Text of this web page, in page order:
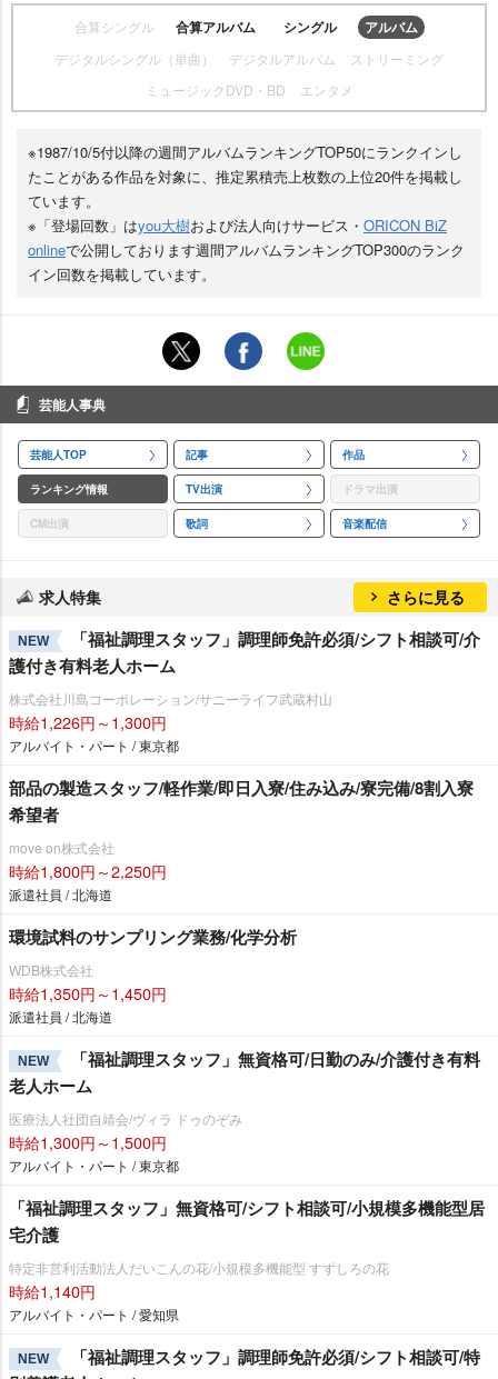
合算シングル 合算アルバム シングル アルバム
デジタルシングル（単曲） デジタルアルバム
ストリーミング
ミュージックDVD・BD
エンタメ
※1987/10/5付以降の週間アルバムランキングTOP50にランクインし
たことがある作品を対象に、推定累積売上枚数の上位20件を掲載し
ています。
※「登場回数」はyou大樹および法人向けサービス・ ORICON BiZ
onlineで公開しております週間アルバムランキングTOP300のランク
イン回数を掲載しています。
芸能人事典
芸能人TOP 記事 作品
ランキング情報 TV出演 ドラマ出演
CM出演 歌詞 音楽配信
求人特集 さらに見る
NEW
「福祉調理スタッフ」調理師免許必須/シフト相談可/介
護付き有料老人ホーム
株式会社川島コーポレーション/サニーライフ武蔵村山
時給1,226円～1,300円
アルバイト・パート / 東京都
部品の製造スタッフ/軽作業/即日入寮/住み込み/寮完備/8割入寮
希望者
move on株式会社
時給1,800円～2,250円
派遣社員 / 北海道
環境試料のサンプリング業務/化学分析
WDB株式会社
時給1,350円～1,450円
派遣社員 / 北海道
NEW
「福祉調理スタッフ」無資格可/日勤のみ/介護付き有料
老人ホーム
医療法人社団自靖会/ヴィラ ドゥのぞみ
時給1,300円～1,500円
アルバイト・パート / 東京都
「福祉調理スタッフ」無資格可/シフト相談可/小規模多機能型居
宅介護
特定非営利活動法人だいこんの花/小規模多機能型 すずしろの花
時給1,140円
アルバイト・パート / 愛知県
NEW
「福祉調理スタッフ」調理師免許必須/シフト相談可/特